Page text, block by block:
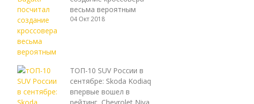
весьма вероятным
04 Окт 2018
ТОП-10 SUV России в
сентябре: Skoda Kodiaq
впервые вошел в